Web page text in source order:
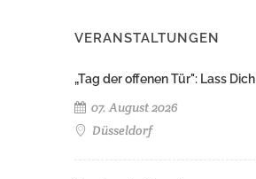
VERANSTALTUNGEN
„Tag der offenen Tür": Lass
07. August 2026
Düsseldorf